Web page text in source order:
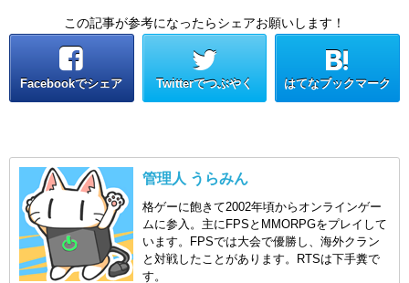
この記事が参考になったらシェアお願いします！
Facebookでシェア Twitterでつぶやく はてなブックマーク
管理人 うらみん
格ゲーに飽きて2002年頃からオンラインゲー
ムに参入。主にFPSとMMORPGをプレイして
います。FPSでは大会で優勝し、海外クラン
と対戦したことがあります。RTSは下手糞で
す。